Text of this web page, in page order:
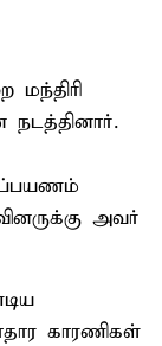
அவர்
காரணிகள்